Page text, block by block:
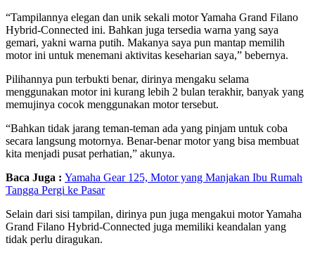
“Tampilannya elegan dan unik sekali motor Yamaha Grand Filano
Hybrid-Connected ini. Bahkan juga tersedia warna yang saya
gemari, yakni warna putih. Makanya saya pun mantap memilih
motor ini untuk menemani aktivitas keseharian saya,” bebernya.
Pilihannya pun terbukti benar, dirinya mengaku selama
menggunakan motor ini kurang lebih 2 bulan terakhir, banyak yang
memujinya cocok menggunakan motor tersebut.
“Bahkan tidak jarang teman-teman ada yang pinjam untuk coba
secara langsung motornya. Benar-benar motor yang bisa membuat
kita menjadi pusat perhatian,” akunya.
Baca Juga : Yamaha Gear 125, Motor yang Manjakan Ibu Rumah
Tangga Pergi ke Pasar
Selain dari sisi tampilan, dirinya pun juga mengakui motor Yamaha
Grand Filano Hybrid-Connected juga memiliki keandalan yang
tidak perlu diragukan.